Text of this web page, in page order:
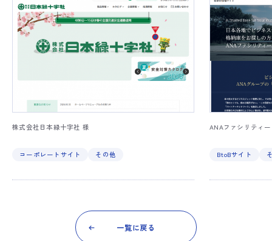
株式会社日本緑十字社 様
コーポレートサイト その他
ANAファシリティ
BtoBサイト
一覧に戻る